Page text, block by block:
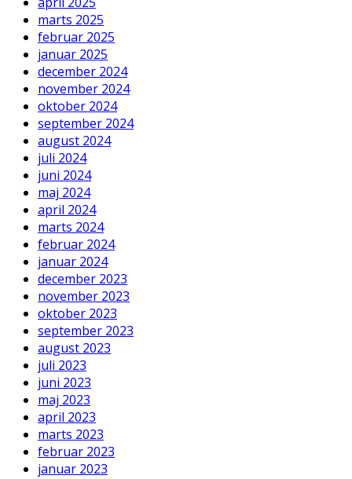
marts 2025
februar 2025
januar 2025
december 2024
november 2024
oktober 2024
september 2024
august 2024
juli 2024
juni 2024
maj 2024
april 2024
marts 2024
februar 2024
januar 2024
december 2023
november 2023
oktober 2023
september 2023
august 2023
juli 2023
juni 2023
maj 2023
april 2023
marts 2023
februar 2023
januar 2023